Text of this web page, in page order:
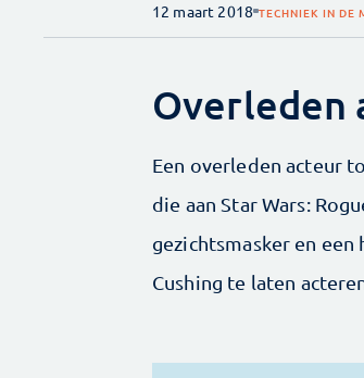
12 maart 2018 TECHNIEK IN DE
Overleden
Een overleden acteur
die aan Star Wars:
gezichtsmasker en
Cushing te laten